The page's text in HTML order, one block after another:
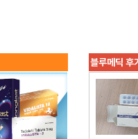
블루메딕